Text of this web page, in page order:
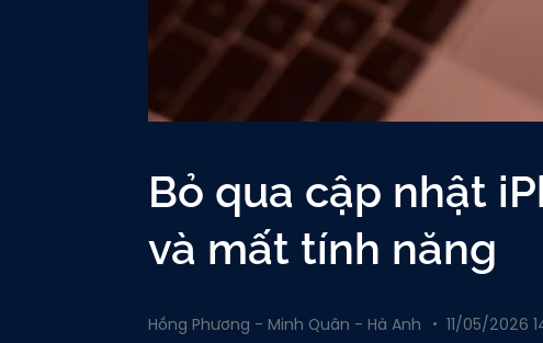
Bỏ qua cập nhật
và mất tính năng
Hồng Phương - Minh Quân - Hà Anh 11/05/2026